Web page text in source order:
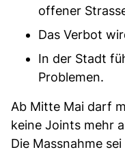
offener
Das Verbot
In der Stadt
Problemen.
Ab Mitte Mai darf
keine Joints mehr
Die Massnahme